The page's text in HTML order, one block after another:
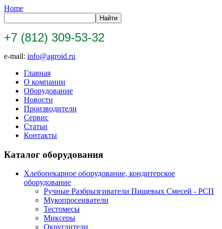
Home
+7 (812) 309-53-32
e-mail: info@agroid.ru
Главная
О компании
Оборудование
Новости
Производители
Сервис
Статьи
Контакты
Каталог оборудования
Хлебопекарное оборудование, кондитерское
оборудование
Ручные Разбрызгиватели Пищевых Смесей - РСП
Мукопросеиватели
Тестомесы
Миксеры
Округлители